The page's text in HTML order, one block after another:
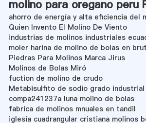
molino para oregano peru
ahorro de energía y alta eficiencia del
Quien Invento El Molino De Viento
industrias de molinos industriales
moler harina de molino de bolas en
Piedras Para Molinos Marca Jirus
Molinos de Bolas Miró
fuction de molino de crudo
Metabisulfito de sodio grado industrial
compa241237a luna molino de bolas
fabrica de molinos mnuales en tandil
iglesia cuadrangular cristiana molinos